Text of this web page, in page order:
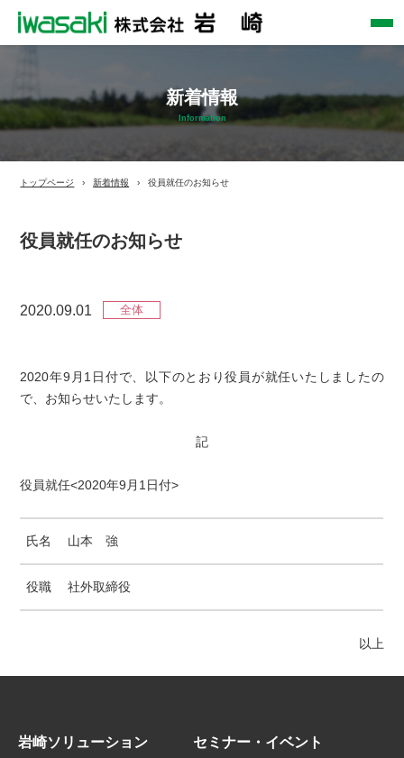
新着情報
Information
役員就任のお知らせ
2020.09.01 全体
2020年9月1日付で、以下のとおり役員が就任いたしましたの
で、お知らせいたします。
記
役員就任<2020年9月1日付>
氏名 山本 強
役職 社外取締役
以上
トップページ 新着情報 役員就任のお知らせ
岩崎ソリューション セミナー・イベント